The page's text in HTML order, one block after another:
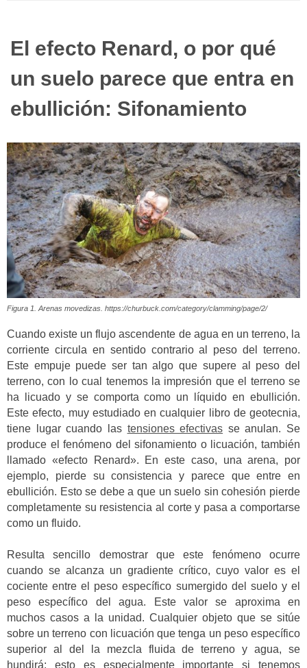
El efecto Renard, o por qué
un suelo parece que entra en
ebullición: Sifonamiento
Figura 1. Arenas movedizas. https://churbuck.com/category/clamming/page/2/
Cuando existe un flujo ascendente de agua en un terreno, la
corriente circula en sentido contrario al peso del terreno.
Este empuje puede ser tan algo que supere al peso del
terreno, con lo cual tenemos la impresión que el terreno se
ha licuado y se comporta como un líquido en ebullición.
Este efecto, muy estudiado en cualquier libro de geotecnia,
tiene lugar cuando las tensiones efectivas se anulan. Se
produce el fenómeno del sifonamiento o licuación, también
llamado «efecto Renard». En este caso, una arena, por
ejemplo, pierde su consistencia y parece que entre en
ebullición. Esto se debe a que un suelo sin cohesión pierde
completamente su resistencia al corte y pasa a comportarse
como un fluido.
Resulta sencillo demostrar que este fenómeno ocurre
cuando se alcanza un gradiente crítico, cuyo valor es el
cociente entre el peso específico sumergido del suelo y el
peso específico del agua. Este valor se aproxima en
muchos casos a la unidad. Cualquier objeto que se sitúe
sobre un terreno con licuación que tenga un peso específico
superior al del la mezcla fluida de terreno y agua, se
hundirá; esto es especialmente importante si tenemos